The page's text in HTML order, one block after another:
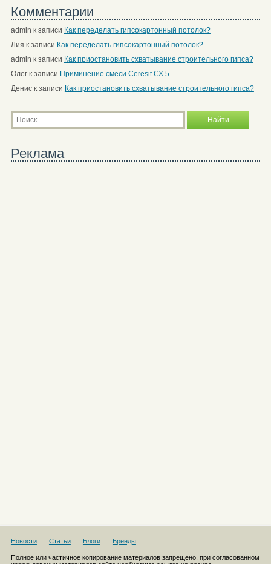
Комментарии
admin к записи Как переделать гипсокартонный потолок?
Лия к записи Как переделать гипсокартонный потолок?
admin к записи Как приостановить схватывание строительного гипса?
Олегк записи Приминение смеси Ceresit СХ 5
Дениск записи Как приостановить схватывание строительного гипса?
Реклама
Новости Статьи Блоги Бренды
Полное или частичное копирование материалов запрещено, при согласованном